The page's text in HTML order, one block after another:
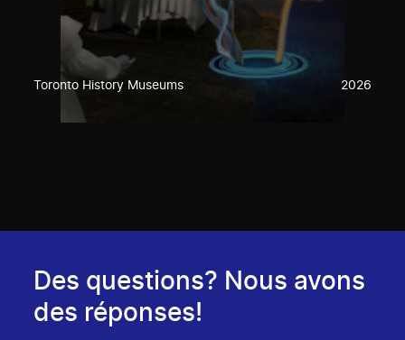
Toronto History Museums 2026
Des questions? Nous avons
des réponses!